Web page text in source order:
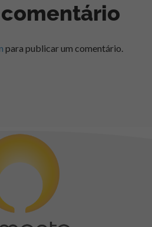
para publicar um comentário.